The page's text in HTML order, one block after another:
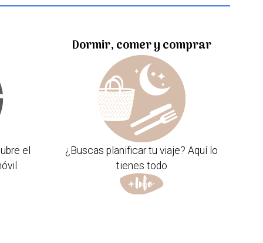
el
Dormir, comer y comprar
¿Buscas planificar tu viaje? Aquí lo
tienes todo